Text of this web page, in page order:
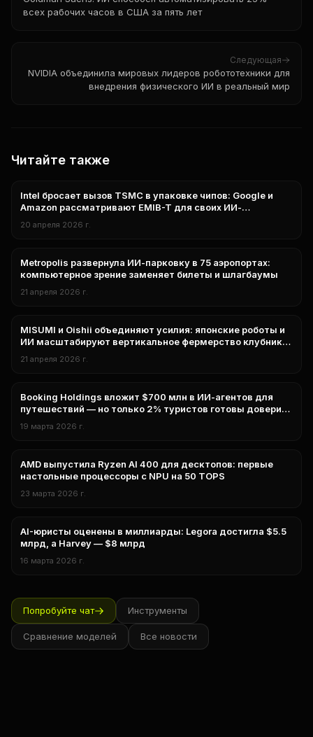
всех рабочих часов в США за пять лет
Следующая
NVIDIA объединила мировых лидеров робототехники для
внедрения физического ИИ в реальный мир
Читайте также
нейросети
Intel бросает вызов TSMC в упаковке чипов: Google и
Amazon рассматривают EMIB-T для своих ИИ-
20 апреля 2026 г.
нейросети
Metropolis развернула ИИ-парковку в 75 аэропортах:
компьютерное зрение заменяет билеты и шлагбаумы
21 апреля 2026 г.
нейросети
MISUMI и Oishii объединяют усилия: японские роботы и
ИИ масштабируют вертикальное фермерство клубники
21 апреля 2026 г.
бизнес
Booking Holdings вложит $700 млн в ИИ-агентов для
путешествий — но только 2% туристов готовы доверить
19 марта 2026 г.
технологии
AMD выпустила Ryzen AI 400 для десктопов: первые
настольные процессоры с NPU на 50 TOPS
23 марта 2026 г.
Бизнес
AI-юристы оценены в миллиарды: Legora достигла $5.5
млрд, а Harvey — $8 млрд
16 марта 2026 г.
Попробуйте чат Инструменты
Сравнение моделей Все новости